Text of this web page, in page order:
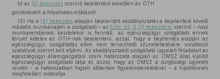
b) az (5) bekezdés szerinti bejelentést követően az OTH
gondoskodik a folyamatos ellátásról.
(9) Ha a (4) bekezdés alapján bejelentett akadályoztatás a bejelentést követő
második munkanapon a szolgáltató – az Eütv. 93. § (1) bekezdése szerinti – napi
munkarendjének kezdetekor is fennáll, az egészségügyi szolgáltató ennek
tényét köteles az OTH-nak bejelenteni, azzal, hogy a bejelentés alapján az
egészségügyi szolgáltatás előre nem tervezhető szüneteltetésére vonatkozó
szabályok szerint kell eljárni. Az akadályoztatott szolgáltató ügyeleti feladatait az
egészségügyi államigazgatási szerv határozata alapján az OMSZ által kijelölt
egészségügyi szolgáltató látja el, azzal, hogy az OMSZ a sürgősségi ügyeleti
rendet – a határozatban foglalt időtartam figyelembevételével – a kijelölésnek
megfelelően módosítja.